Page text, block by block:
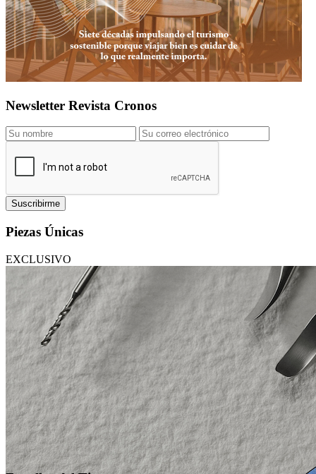
Newsletter Revista Cronos
Suscribirme
Piezas Únicas
EXCLUSIVO